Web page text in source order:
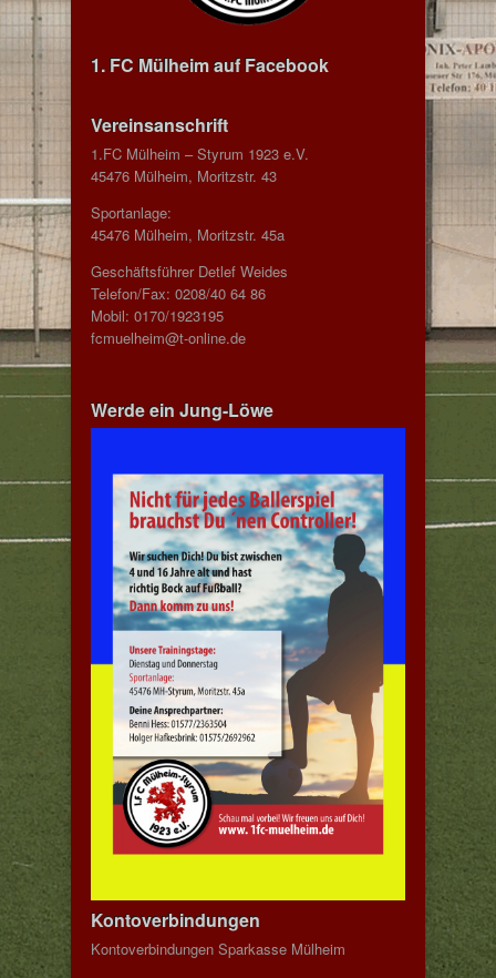
1. FC Mülheim auf Facebook
Vereinsanschrift
1.FC Mülheim – Styrum 1923 e.V.
45476 Mülheim, Moritzstr. 43
Sportanlage:
45476 Mülheim, Moritzstr. 45a
Geschäftsführer Detlef Weides
Telefon/Fax: 0208/40 64 86
Mobil: 0170/1923195
fcmuelheim@t-online.de
Werde ein Jung-Löwe
Kontoverbindungen
Kontoverbindungen Sparkasse Mülheim